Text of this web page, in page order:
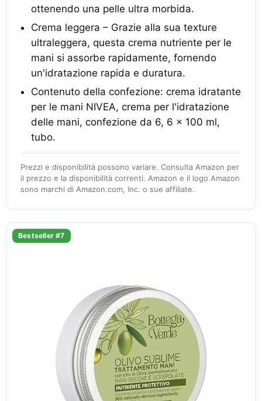
ottenendo una pelle ultra morbida.
Crema leggera – Grazie alla sua texture
ultraleggera, questa crema nutriente per le
mani si assorbe rapidamente, fornendo
un'idratazione rapida e duratura.
Contenuto della confezione: crema idratante
per le mani NIVEA, crema per l'idratazione
delle mani, confezione da 6, 6 x 100 ml,
tubo.
Prezzi e disponibilità possono variare. Consulta Amazon per
il prezzo e la disponibilità correnti. Amazon e il logo Amazon
sono marchi di Amazon.com, Inc. o sue affiliate.
Bestseller #7